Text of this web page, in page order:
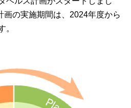
画の実施期間は、2024年度から
。